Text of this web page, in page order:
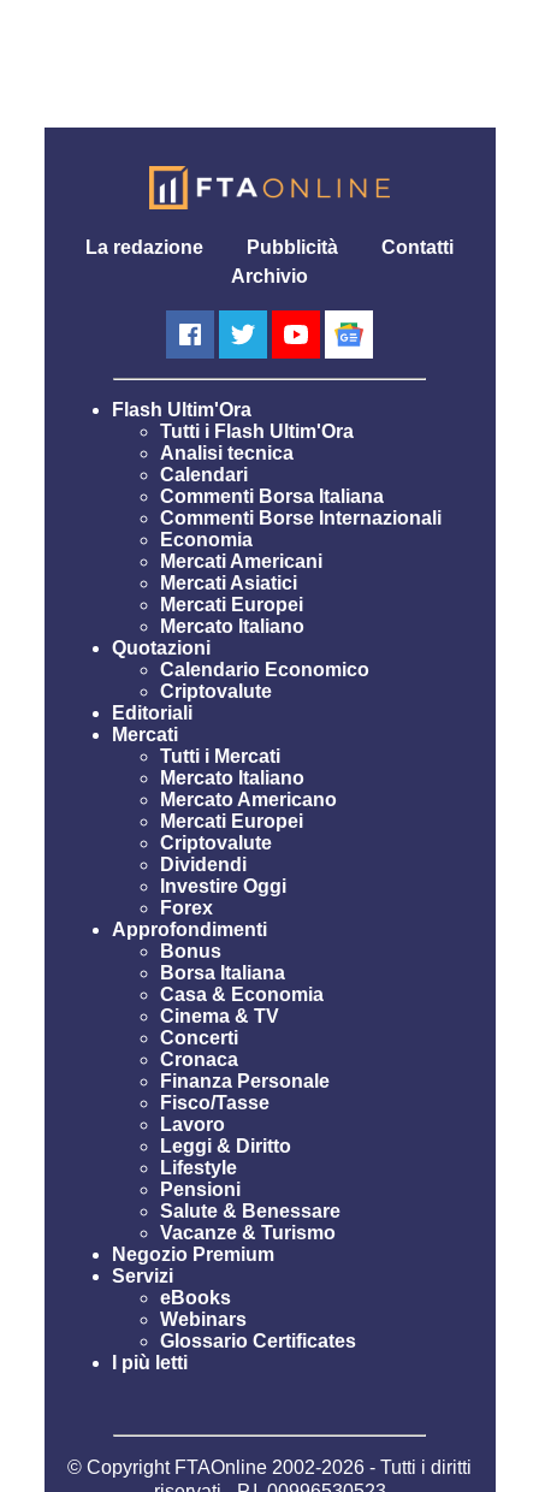
La redazione Pubblicità
Contatti
Archivio
Flash Ultim'Ora
Tutti i Flash Ultim'Ora
Analisi tecnica
Calendari
Commenti Borsa Italiana
Commenti Borse Internazionali
Economia
Mercati Americani
Mercati Asiatici
Mercati Europei
Mercato Italiano
Quotazioni
Calendario Economico
Criptovalute
Editoriali
Mercati
Tutti i Mercati
Mercato Italiano
Mercato Americano
Mercati Europei
Criptovalute
Dividendi
Investire Oggi
Forex
Approfondimenti
Bonus
Borsa Italiana
Casa & Economia
Cinema & TV
Concerti
Cronaca
Finanza Personale
Fisco/Tasse
Lavoro
Leggi & Diritto
Lifestyle
Pensioni
Salute & Benessare
Vacanze & Turismo
Negozio Premium
Servizi
eBooks
Webinars
Glossario Certificates
I più letti
© Copyright FTAOnline 2002-2026 - Tutti i diritti